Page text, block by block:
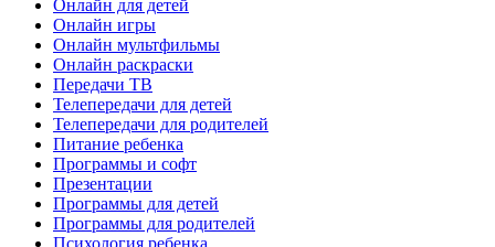
Онлайн для детей
Онлайн игры
Онлайн мультфильмы
Онлайн раскраски
Передачи ТВ
Телепередачи для детей
Телепередачи для родителей
Питание ребенка
Программы и софт
Презентации
Программы для детей
Программы для родителей
Психология ребенка